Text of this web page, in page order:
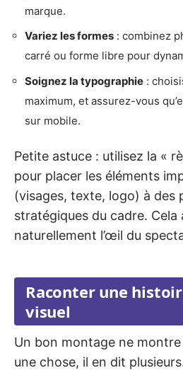
marque.
Variez les formes : combinez
carré ou forme libre pour
Soignez la typographie :
maximum, et assurez-vous
sur mobile.
Petite astuce : utilisez la «
pour placer les éléments
(visages, texte, logo) à des
stratégiques du cadre. Cela
naturellement l’œil du
Raconter une
visuel
Un bon montage ne
une chose, il en dit